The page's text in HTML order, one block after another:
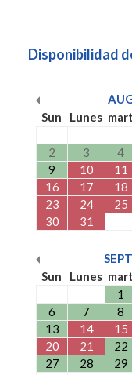
Disponibilidad
Sun
Lunes mart
2
3 4
9
10 11
16
17 18
23
24 25
30
31
Sun
Lunes mart
1
6
7 8
13
14 15
20
21 22
27
28 29